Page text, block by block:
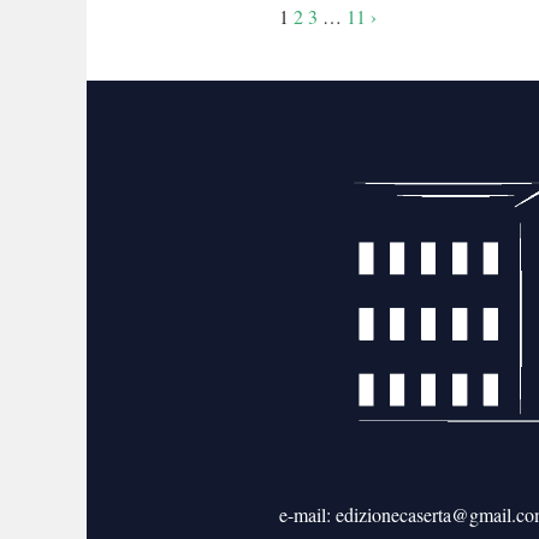
Navigazione
1 2 3 … 11 ›
e-mail: